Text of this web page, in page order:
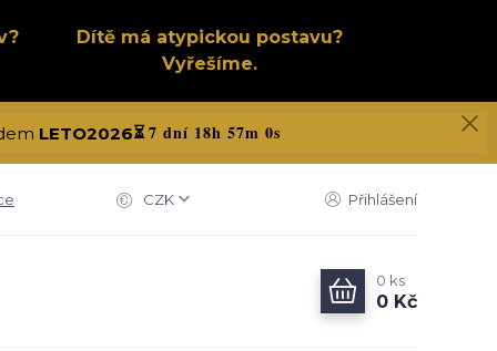
Dítě má atypickou postavu?
Vyřešíme.
LETO2026⏳7 dní 18h 56m 59s
CZK Přihlášení
0 ks
0 Kč